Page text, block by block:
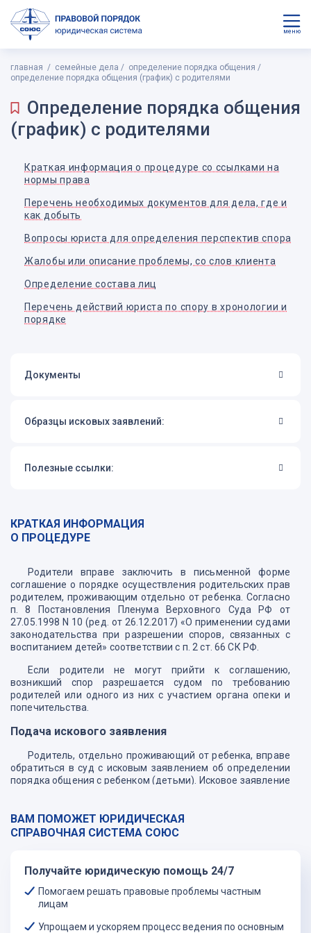
меню
главная семейные дела
определение порядка общения
определение порядка общения (график) с родителями
Определение порядка общения
(график) с родителями
Краткая информация о процедуре со ссылками на
нормы права
Перечень необходимых документов для дела, где и
как добыть
Вопросы юриста для определения перспектив спора
Жалобы или описание проблемы, со слов клиента
Определение состава лиц
Перечень действий юриста по спору в хронологии и
порядке
Документы
Образцы исковых заявлений:
Полезные ссылки:
КРАТКАЯ ИНФОРМАЦИЯ
О ПРОЦЕДУРЕ
Родители вправе заключить в письменной форме
соглашение о порядке осуществления родительских прав
родителем, проживающим отдельно от ребенка. Согласно
п. 8 Постановления Пленума Верховного Суда РФ от
27.05.1998 N 10 (ред. от 26.12.2017) «О применении судами
законодательства при разрешении споров, связанных с
воспитанием детей» соответствии с п. 2 ст. 66 СК РФ.
Если родители не могут прийти к соглашению,
возникший спор разрешается судом по требованию
родителей или одного из них с участием органа опеки и
попечительства.
Подача искового заявления
Родитель, отдельно проживающий от ребенка, вправе
обратиться в суд с исковым заявлением об определении
порядка общения с ребенком (детьми). Исковое заявление
Исковое заявление подаётся в отношении родителей,
которые препятствуют общению ребёнка с отдельно
дедушкой, бабушкой, братьями, сестрами и другими
родственниками.
Исходя из права родителя, проживающего отдельно от
защиты прав и интересов несовершеннолетнего при
ВАМ ПОМОЖЕТ ЮРИДИЧЕСКАЯ
СПРАВОЧНАЯ СИСТЕМА СОЮС
Получайте юридическую помощь 24/7
Помогаем решать правовые проблемы частным
лицам
Упрощаем и ускоряем процесс ведения по основным